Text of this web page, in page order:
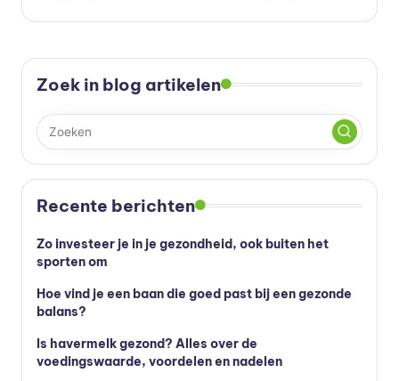
Zoek in blog artikelen
Recente berichten
Zo investeer je in je gezondheid, ook buiten het
sporten om
Hoe vind je een baan die goed past bij een gezonde
balans?
Is havermelk gezond? Alles over de
voedingswaarde, voordelen en nadelen